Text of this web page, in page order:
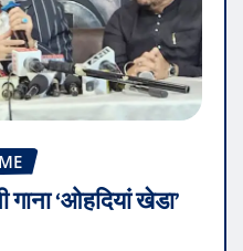
‘ओहदियां खेडा’